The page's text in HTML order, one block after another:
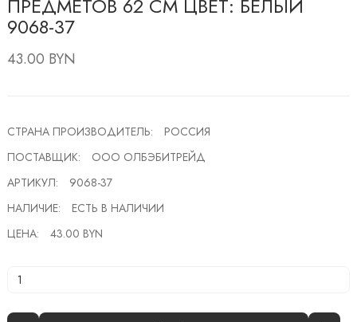
ПРЕДМЕТОВ 62 СМ ЦВЕТ: БЕЛЫЙ
9068-37
43.00 BYN
СТРАНА ПРОИЗВОДИТЕЛЬ:
РОССИЯ
ПОСТАВЩИК:
ООО ОЛБЭБИТРЕЙД
АРТИКУЛ:
9068-37
НАЛИЧИЕ:
ЕСТЬ В НАЛИЧИИ
ЦЕНА:
43.00 BYN